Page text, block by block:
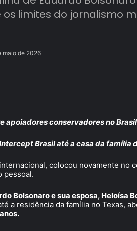
limites do jornalismo
maio de 2026
apoiadores conservadores no
Brasil até a casa da família
colocou novamente no
pessoal.
Bolsonaro e sua esposa, Heloísa
a residência da família no Texas,